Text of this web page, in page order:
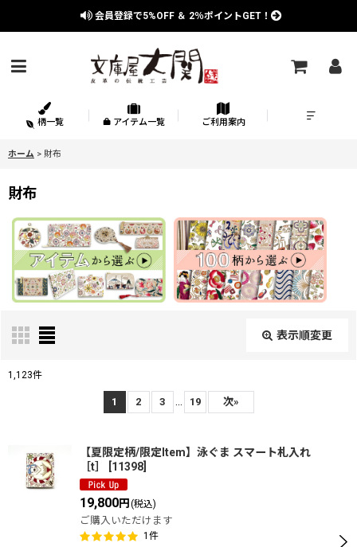
会員登録で5%OFF ＆ 2％ポイントGET！
柄一覧 アイテム一覧 ご利用案内
ホーム > 財布
財布
表示順変更
表示数
在庫あり
1,123件
1 2 3 19 次»
【夏限定柄/限定Item】泳ぐま スマート札入れ
［t］
11398
19,800円 (税込)
ご購入いただけます
1 件